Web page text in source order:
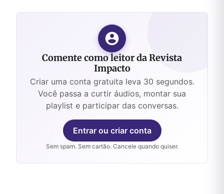
Comente como leitor da Revista
Impacto
Criar uma conta gratuita leva 30 segundos.
Você passa a curtir áudios, montar sua
playlist e participar das conversas.
Entrar ou criar conta
Sem spam. Sem cartão. Cancele quando quiser.